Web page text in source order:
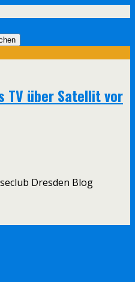
TV über Satellit vor
Dresden Blog